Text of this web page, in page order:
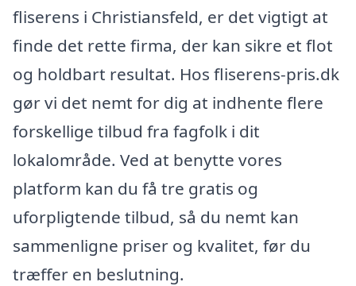
fliserens i Christiansfeld, er det vigtigt at
finde det rette firma, der kan sikre et flot
og holdbart resultat. Hos fliserens-pris.dk
gør vi det nemt for dig at indhente flere
forskellige tilbud fra fagfolk i dit
lokalområde. Ved at benytte vores
platform kan du få tre gratis og
uforpligtende tilbud, så du nemt kan
sammenligne priser og kvalitet, før du
træffer en beslutning.